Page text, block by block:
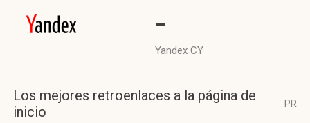
-
Yandex CY
Los mejores retroenlaces a la página de
inicio
PR